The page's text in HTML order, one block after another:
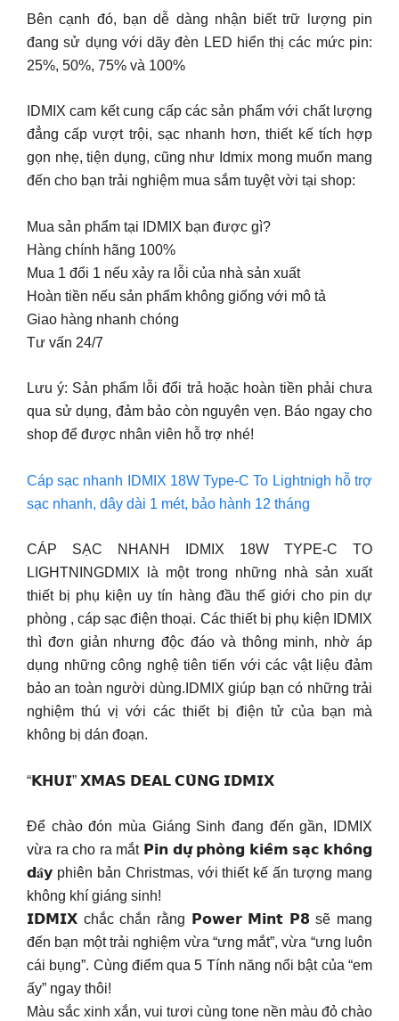
Bên cạnh đó, bạn dễ dàng nhận biết trữ lượng pin
đang sử dụng với dãy đèn LED hiển thị các mức pin:
25%, 50%, 75% và 100%
IDMIX cam kết cung cấp các sản phẩm với chất lượng
đẳng cấp vượt trội, sạc nhanh hơn, thiết kế tích hợp
gọn nhẹ, tiện dụng, cũng như Idmix mong muốn mang
đến cho bạn trải nghiệm mua sắm tuyệt vời tại shop:
Mua sản phẩm tại IDMIX bạn được gì?
Hàng chính hãng 100%
Mua 1 đổi 1 nếu xảy ra lỗi của nhà sản xuất
Hoàn tiền nếu sản phẩm không giống với mô tả
Giao hàng nhanh chóng
Tư vấn 24/7
Lưu ý: Sản phẩm lỗi đổi trả hoặc hoàn tiền phải chưa
qua sử dụng, đảm bảo còn nguyên vẹn. Báo ngay cho
shop để được nhân viên hỗ trợ nhé!
Cáp sạc nhanh IDMIX 18W Type-C To Lightnigh hỗ trợ
sạc nhanh, dây dài 1 mét, bảo hành 12 tháng
CÁP SẠC NHANH IDMIX 18W TYPE-C TO
LIGHTNINGDMIX là một trong những nhà sản xuất
thiết bị phụ kiện uy tín hàng đầu thế giới cho pin dự
phòng , cáp sạc điện thoại. Các thiết bị phụ kiện IDMIX
thì đơn giản nhưng độc đáo và thông minh, nhờ áp
dụng những công nghệ tiên tiến với các vật liệu đảm
bảo an toàn người dùng.IDMIX giúp bạn có những trải
nghiệm thú vị với các thiết bị điện tử của bạn mà
không bị dán đoạn.
“𝗞𝗛𝗨𝗜” 𝗫𝗠𝗔𝗦 𝗗𝗘𝗔𝗟 𝗖𝗨̀𝗡𝗚 𝗜𝗗𝗠𝗜𝗫
Để chào đón mùa Giáng Sinh đang đến gần, IDMIX
vừa ra cho ra mắt 𝗣𝗶𝗻 𝗱𝘂̛̣ 𝗽𝗵𝗼̀𝗻𝗴 𝗸𝗶𝗲̂𝗺 𝘀𝗮̣𝗰 𝗸𝗵𝗼̂𝗻𝗴
𝗱𝐚̂𝘆 phiên bản Christmas, với thiết kế ấn tượng mang
không khí giáng sinh!
𝗜𝗗𝗠𝗜𝗫 chắc chắn rằng 𝗣𝗼𝘄𝗲𝗿 𝗠𝗶𝗻𝘁 𝗣𝟴 sẽ mang
đến bạn một trải nghiệm vừa “ưng mắt”, vừa “ưng luôn
cái bụng”. Cùng điểm qua 5 Tính năng nổi bật của “em
ấy” ngay thôi!
Màu sắc xinh xắn, vui tươi cùng tone nền màu đỏ chào